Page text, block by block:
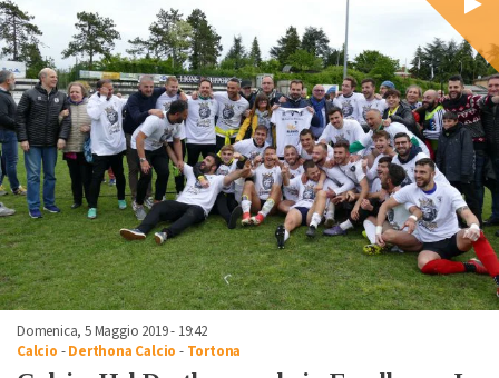
Domenica, 5 Maggio 2019 - 19:42
Calcio -Derthona Calcio - Tortona